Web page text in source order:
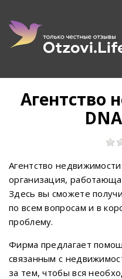
Агентство
Агентство
организация,
Здесь вы сможете
по всем вопросам и в
проблему.
Фирма предлагает
связанным с
за тем, чтобы вся